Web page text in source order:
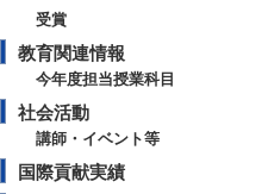
受賞
教育関連情報
今年度担当授業科目
社会活動
講師・イベント等
国際貢献実績